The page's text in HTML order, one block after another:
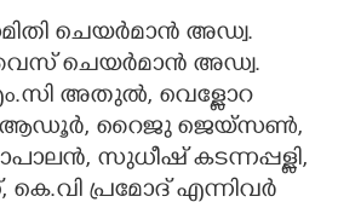
ചെയർമാൻ അഡ്വ.
ചെയർമാൻ അഡ്വ.
അതുൽ, വെള്ളോറ
ആഡൂർ, റൈജു ജെയ്സൺ,
സുധീഷ് കടന്നപ്പള്ളി,
പ്രമോദ് എന്നിവർ